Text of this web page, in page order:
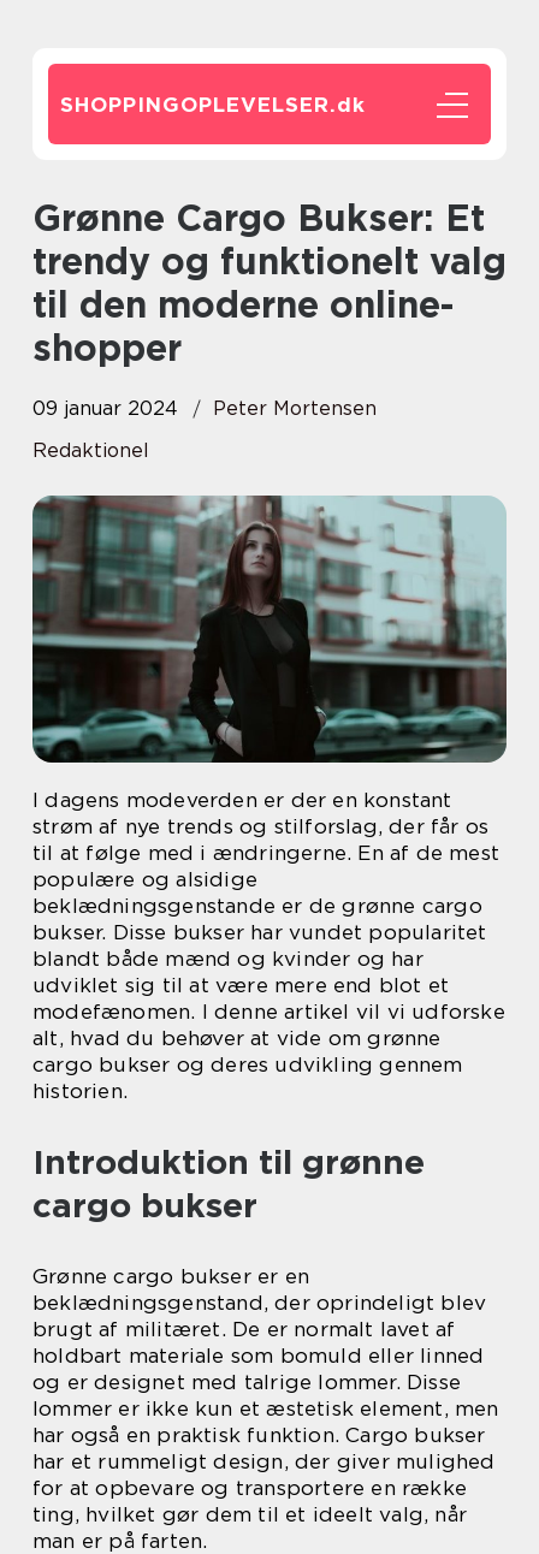
SHOPPINGOPLEVELSER.dk
Grønne Cargo Bukser: Et
trendy og funktionelt valg
til den moderne online-
shopper
09 januar 2024
Peter Mortensen
Redaktionel
I dagens modeverden er der en konstant
strøm af nye trends og stilforslag, der får os
til at følge med i ændringerne. En af de mest
populære og alsidige
beklædningsgenstande er de grønne cargo
bukser. Disse bukser har vundet popularitet
blandt både mænd og kvinder og har
udviklet sig til at være mere end blot et
modefænomen. I denne artikel vil vi udforske
alt, hvad du behøver at vide om grønne
cargo bukser og deres udvikling gennem
historien.
Introduktion til grønne
cargo bukser
Grønne cargo bukser er en
beklædningsgenstand, der oprindeligt blev
brugt af militæret. De er normalt lavet af
holdbart materiale som bomuld eller linned
og er designet med talrige lommer. Disse
lommer er ikke kun et æstetisk element, men
har også en praktisk funktion. Cargo bukser
har et rummeligt design, der giver mulighed
for at opbevare og transportere en række
ting, hvilket gør dem til et ideelt valg, når
man er på farten.